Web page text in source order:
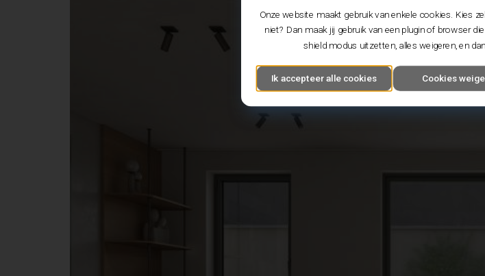
Onze website maakt gebruik van enkele cookies. Kies
niet? Dan maak jij gebruik van een plugin of browser
shield modus uitzetten, alles weigeren, en
Ik accepteer alle cookies Cookies